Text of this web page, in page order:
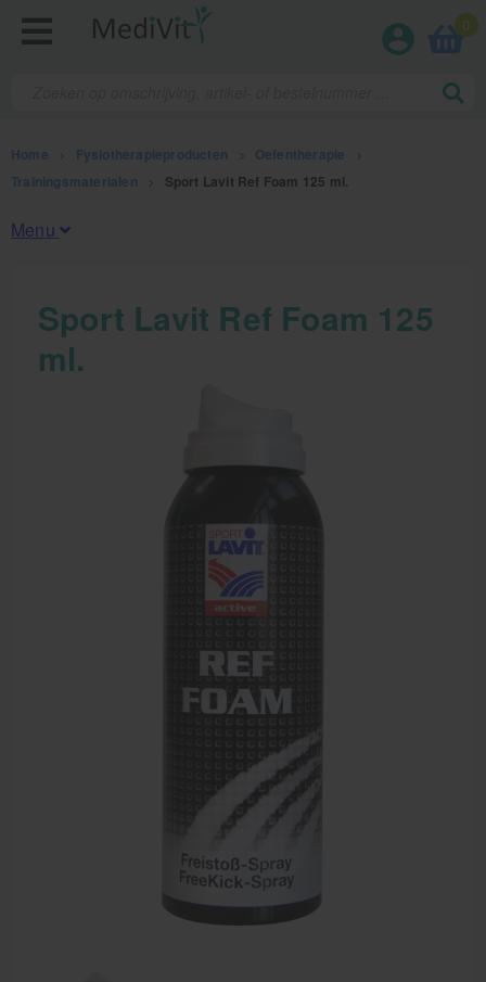
0
Home Fysiotherapieproducten Oefentherapie
Trainingsmaterialen
Sport Lavit Ref Foam 125 ml.
Menu
Fysiotherapieproducten
Oefentherapie
Echogel & Ultrasoundgel
Behandelstoel elektrisch
Aanbiedingen groothandel fysiotherapie en massage
Sport Lavit Ref Foam 125
ml.